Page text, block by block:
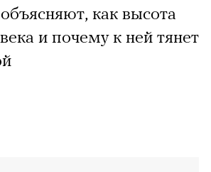
как высота
и почему к ней тянет